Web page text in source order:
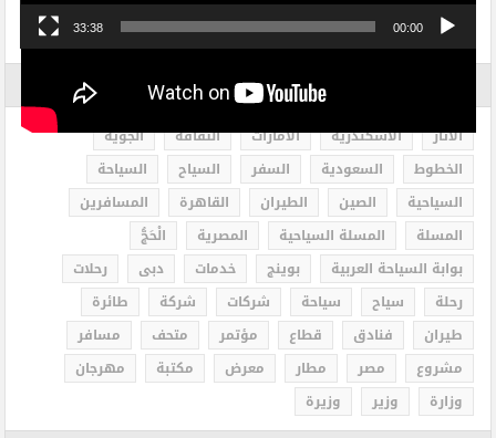
00:00
33:38
الاثار الاسكندرية الامارات الثقافة
الجوية
الخطوط
السعودية السفر السياح
السياحة
السياحية
الصين الطيران القاهرة
المسافرين
المسلة
المسلة السياحية المصرية
الْحَجُّ
بوابة السياحة العربية
بوينج خدمات دبى
رحلات
رحلة
سياح سياحة شركات شركة
طائرة
طيران
فنادق قطاع مؤتمر متحف
مسافر
مشروع
مصر مطار معرض مكتبة
مهرجان
وزارة
وزير وزيرة